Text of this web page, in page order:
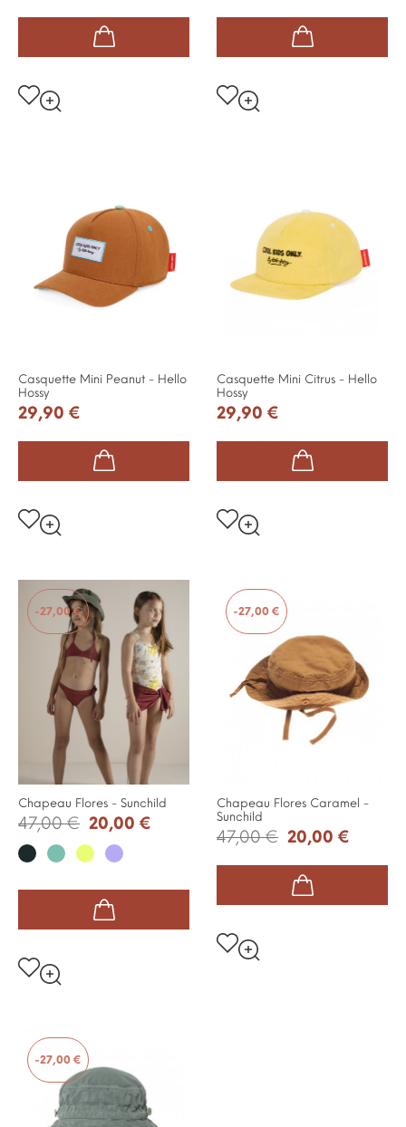
Casquette Mini Peanut - Hello
Hossy
29,90 €
Casquette Mini Citrus - Hello
Hossy
29,90 €
-27,00 €
Chapeau Flores - Sunchild
47,00 € 20,00 €
Charbon
Ice LimonParme
-27,00 €
Chapeau Flores Caramel -
Sunchild
47,00 € 20,00 €
-27,00 €